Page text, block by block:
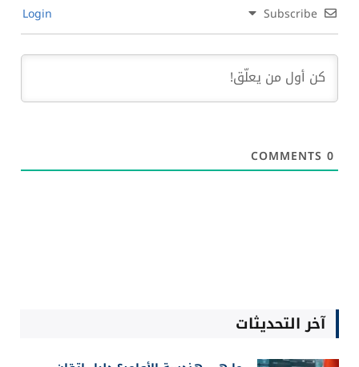
ASML؟
يوليو 28, 2026